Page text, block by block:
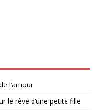
l’amour
le rêve d’une petite fille